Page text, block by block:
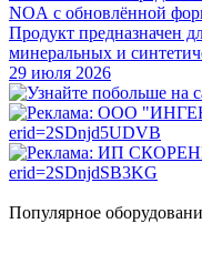
NOA с обновлённой
Продукт предназначен
минеральных и
29 июля 2026
Популярное